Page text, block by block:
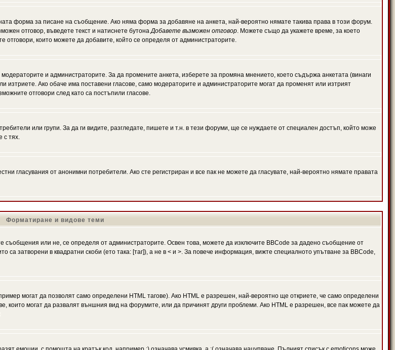
форма за писане на съобщение. Ако няма форма за добавяне на анкета, най-вероятно нямате такива права в този форум.
отговор, въведете текст и натиснете бутонаДобавете възможен отговор. Можете също да укажете време, за което
които можете да добавите, който се определя от администраторите.
и администраторите. За да промените анкета, изберете за промяна мнението, което съдържа анкетата (винаги
Ако обаче има поставени гласове, само модераторите и администраторите могат да променят или изтрият
отговори след като са постъпили гласове.
или групи. За да ги видите, разгледате, пишете и т.н. в тези форуми, ще се нуждаете от специален достъп, който може
с тях.
гласувания от анонимни потребители. Ако сте регистриран и все пак не можете да гласувате, най-вероятно нямате правата
Форматиране и видове теми
или не, се определя от администраторите. Освен това, можете да изключите BBCode за дадено съобщение от
затворени в квадратни скоби (ето така: [таг]), а не в < и >. За повече информация, вижте специалното упътване за BBCode,
могат да позволят само определени HTML тагове). Ако HTML е разрешен, най-вероятно ще откриете, че само определени
които могат да развалят външния вид на форумите, или да причинят други проблеми. Ако HTML е разрешен, все пак можете да